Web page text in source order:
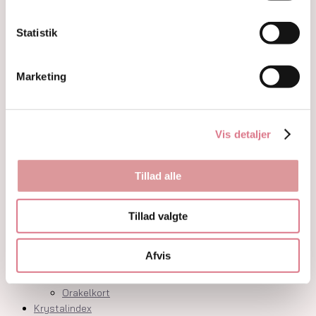
Statistik
Marketing
Vis detaljer
Tillad alle
Tillad valgte
Afvis
Røde, orange og kobber krystaller
Penduler
Øreringe
Røgelse og genopladning af krystaller
Skåle og fade
Orakelkort
Krystalindex